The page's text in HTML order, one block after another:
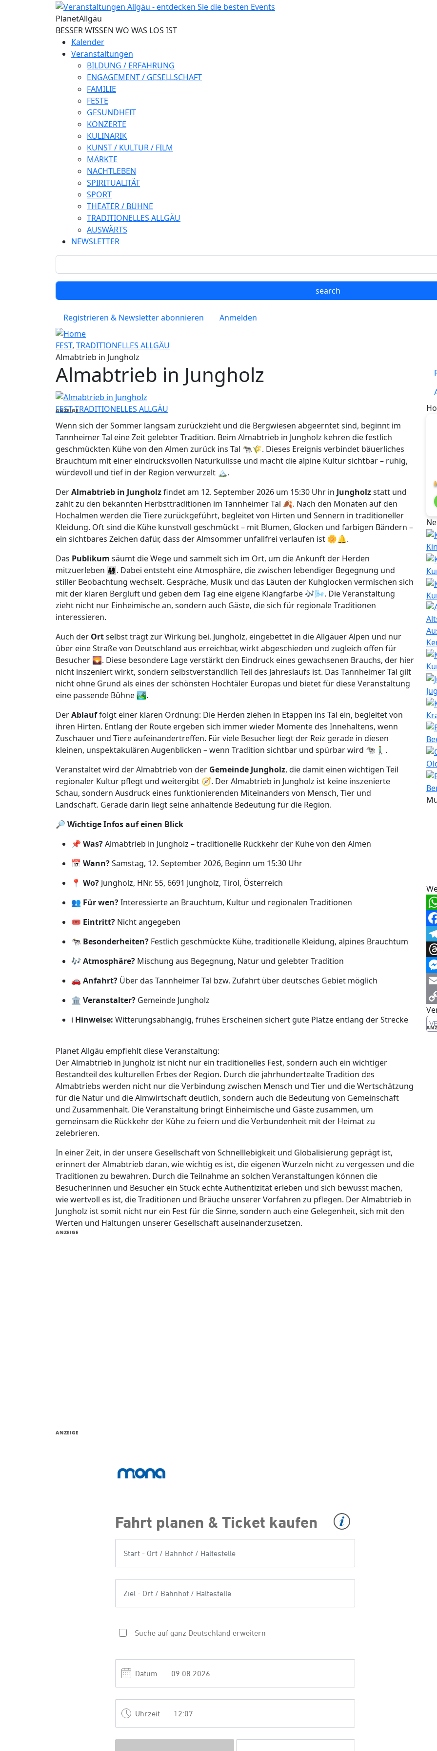
Direkt zum Inhalt
PlanetAllgäu
BESSER WISSEN WO WAS LOS IST
Kalender
Veranstaltungen
BILDUNG / ERFAHRUNG
ENGAGEMENT / GESELLSCHAFT
FAMILIE
FESTE
GESUNDHEIT
KONZERTE
KULINARIK
KUNST / KULTUR / FILM
MÄRKTE
NACHTLEBEN
SPIRITUALITÄT
SPORT
THEATER / BÜHNE
TRADITIONELLES ALLGÄU
AUSWÄRTS
NEWSLETTER
Registrieren & Newsletter abonnieren Anmelden
FEST, TRADITIONELLES ALLGÄU
Almabtrieb in Jungholz
Almabtrieb in Jungholz
FESTTRADITIONELLES ALLGÄU
ANZEIGE
Wenn sich der Sommer langsam zurückzieht und die Bergwiesen abgeerntet sind, beginnt im
Tannheimer Tal eine Zeit gelebter Tradition. Beim Almabtrieb in Jungholz kehren die festlich
geschmückten Kühe von den Almen zurück ins Tal 🐄🌾. Dieses Ereignis verbindet bäuerliches
Brauchtum mit einer eindrucksvollen Naturkulisse und macht die alpine Kultur sichtbar – ruhig,
würdevoll und tief in der Region verwurzelt 🏔️.
DerAlmabtrieb in Jungholzfindet am 12. September 2026 um 15:30 Uhr in Jungholzstatt und
zählt zu den bekannten Herbsttraditionen im Tannheimer Tal 🍂. Nach den Monaten auf den
Hochalmen werden die Tiere zurückgeführt, begleitet von Hirten und Sennern in traditioneller
Kleidung. Oft sind die Kühe kunstvoll geschmückt – mit Blumen, Glocken und farbigen Bändern –
ein sichtbares Zeichen dafür, dass der Almsommer unfallfrei verlaufen ist 🌼🔔.
Das Publikum säumt die Wege und sammelt sich im Ort, um die Ankunft der Herden
mitzuerleben 👨‍👩‍👧‍👦. Dabei entsteht eine Atmosphäre, die zwischen lebendiger Begegnung und
stiller Beobachtung wechselt. Gespräche, Musik und das Läuten der Kuhglocken vermischen sich
mit der klaren Bergluft und geben dem Tag eine eigene Klangfarbe 🎶🌬️. Die Veranstaltung
zieht nicht nur Einheimische an, sondern auch Gäste, die sich für regionale Traditionen
interessieren.
Auch der Ortselbst trägt zur Wirkung bei. Jungholz, eingebettet in die Allgäuer Alpen und nur
über eine Straße von Deutschland aus erreichbar, wirkt abgeschieden und zugleich offen für
Besucher 🌄. Diese besondere Lage verstärkt den Eindruck eines gewachsenen Brauchs, der hier
nicht inszeniert wirkt, sondern selbstverständlich Teil des Jahreslaufs ist. Das Tannheimer Tal gilt
nicht ohne Grund als eines der schönsten Hochtäler Europas und bietet für diese Veranstaltung
eine passende Bühne 🏞️.
DerAblauffolgt einer klaren Ordnung: Die Herden ziehen in Etappen ins Tal ein, begleitet von
ihren Hirten. Entlang der Route ergeben sich immer wieder Momente des Innehaltens, wenn
Zuschauer und Tiere aufeinandertreffen. Für viele Besucher liegt der Reiz gerade in diesen
kleinen, unspektakulären Augenblicken – wenn Tradition sichtbar und spürbar wird 🐄🚶‍♂️.
Veranstaltet wird der Almabtrieb von der Gemeinde Jungholz, die damit einen wichtigen Teil
regionaler Kultur pflegt und weitergibt 🧭. Der Almabtrieb in Jungholz ist keine inszenierte
Schau, sondern Ausdruck eines funktionierenden Miteinanders von Mensch, Tier und
Landschaft. Gerade darin liegt seine anhaltende Bedeutung für die Region.
🔎 Wichtige Infos auf einen Blick
📌 Was?Almabtrieb in Jungholz – traditionelle Rückkehr der Kühe von den Almen
📅 Wann?Samstag, 12. September 2026, Beginn um 15:30 Uhr
📍 Wo? Jungholz, HNr. 55, 6691 Jungholz, Tirol, Österreich
👥 Für wen?Interessierte an Brauchtum, Kultur und regionalen Traditionen
🎟️ Eintritt? Nicht angegeben
🐄 Besonderheiten? Festlich geschmückte Kühe, traditionelle Kleidung, alpines Brauchtum
🎶 Atmosphäre? Mischung aus Begegnung, Natur und gelebter Tradition
🚗 Anfahrt? Über das Tannheimer Tal bzw. Zufahrt über deutsches Gebiet möglich
🏛️ Veranstalter? Gemeinde Jungholz
ℹ️ Hinweise: Witterungsabhängig, frühes Erscheinen sichert gute Plätze entlang der Strecke
Planet Allgäu empfiehlt diese Veranstaltung:
Der Almabtrieb in Jungholz ist nicht nur ein traditionelles Fest, sondern auch ein wichtiger
Bestandteil des kulturellen Erbes der Region. Durch die jahrhundertealte Tradition des
Almabtriebs werden nicht nur die Verbindung zwischen Mensch und Tier und die Wertschätzung
für die Natur und die Almwirtschaft deutlich, sondern auch die Bedeutung von Gemeinschaft
und Zusammenhalt. Die Veranstaltung bringt Einheimische und Gäste zusammen, um
gemeinsam die Rückkehr der Kühe zu feiern und die Verbundenheit mit der Heimat zu
zelebrieren.
In einer Zeit, in der unsere Gesellschaft von Schnelllebigkeit und Globalisierung geprägt ist,
erinnert der Almabtrieb daran, wie wichtig es ist, die eigenen Wurzeln nicht zu vergessen und die
Traditionen zu bewahren. Durch die Teilnahme an solchen Veranstaltungen können die
Besucherinnen und Besucher ein Stück echte Authentizität erleben und sich bewusst machen,
wie wertvoll es ist, die Traditionen und Bräuche unserer Vorfahren zu pflegen. Der Almabtrieb in
Jungholz ist somit nicht nur ein Fest für die Sinne, sondern auch eine Gelegenheit, sich mit den
Werten und Haltungen unserer Gesellschaft auseinanderzusetzen.
ANZEIGE
ANZEIGE